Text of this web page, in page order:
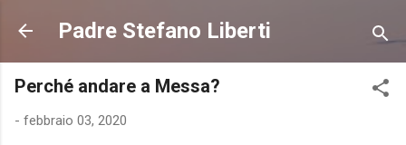
Passa ai contenuti principali
Padre Stefano Liberti
Perché andare a Messa?
- febbraio 03, 2020